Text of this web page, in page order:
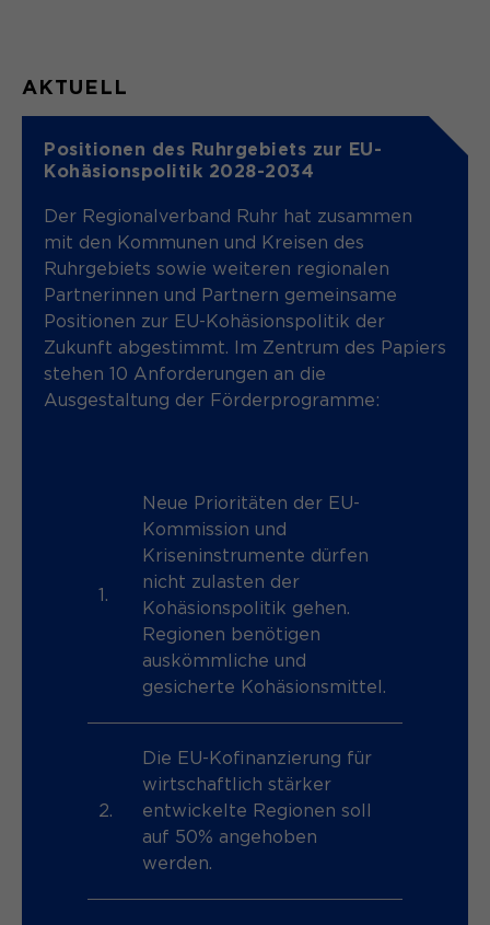
AKTUELL
Positionen des Ruhrgebiets zur EU-
Kohäsionspolitik 2028-2034
Der Regionalverband Ruhr hat zusammen
mit den Kommunen und Kreisen des
Ruhrgebiets sowie weiteren regionalen
Partnerinnen und Partnern gemeinsame
Positionen zur EU-Kohäsionspolitik der
Zukunft abgestimmt. Im Zentrum des Papiers
stehen 10 Anforderungen an die
Ausgestaltung der Förderprogramme:
1.
Neue Prioritäten der EU-
Kommission und
Kriseninstrumente dürfen
nicht zulasten der
Kohäsionspolitik gehen.
Regionen benötigen
auskömmliche und
gesicherte Kohäsionsmittel.
2.
Die EU-Kofinanzierung für
wirtschaftlich stärker
entwickelte Regionen soll
auf 50% angehoben
werden.
einem Benutzer-Login für einen
ID als verschlüsselten Wert (sog.
Datenbankeintrag des Nutzers.
Name PHPSESSID
Anbieter Ende der Sitzung
Laufzeit Ende der Sitzung
be_typo_user
TYPO3
Ende der Sitzung
angemeldet ist und die Rechte besitzt
diese zu verwalten.
cookie_optin
Name _pk_ref.*
Anbieter Matomo
Laufzeit 6 Monate
Zweck
Speichert Zuordnungsinformationen
(der Referrer, der den Besucher auf
die Website gebracht hat).
_pk_ses.*
Matomo
Laufzeit
Session-Cookie speichert
vorübergehend Daten für den Besuch.